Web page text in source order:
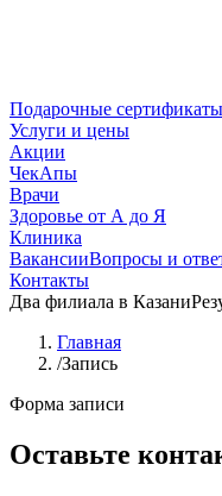
Подарочные сертификаты
Услуги и цены
Акции
ЧекАпы
Врачи
Здоровье от А до Я
Клиника
ВакансииВопросы и
Контакты
Два филиала в Казани
Главная
/Запись
Форма записи
Оставьте